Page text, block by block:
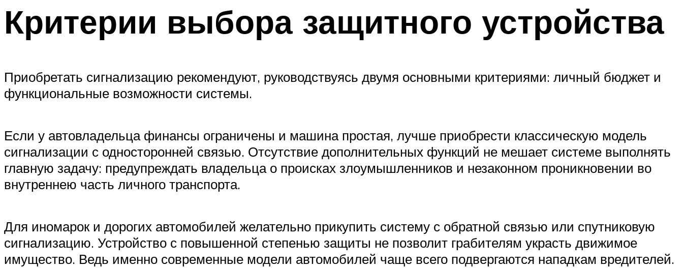
Критерии выбора защитного устройства
Приобретать сигнализацию рекомендуют, руководствуясь двумя основными критериями: личный бюджет и
функциональные возможности системы.
Если у автовладельца финансы ограничены и машина простая, лучше приобрести классическую модель
сигнализации с односторонней связью. Отсутствие дополнительных функций не мешает системе выполнять
главную задачу: предупреждать владельца о происках злоумышленников и незаконном проникновении во
внутреннею часть личного транспорта.
Для иномарок и дорогих автомобилей желательно прикупить систему с обратной связью или спутниковую
сигнализацию. Устройство с повышенной степенью защиты не позволит грабителям украсть движимое
имущество. Ведь именно современные модели автомобилей чаще всего подвергаются нападкам вредителей.